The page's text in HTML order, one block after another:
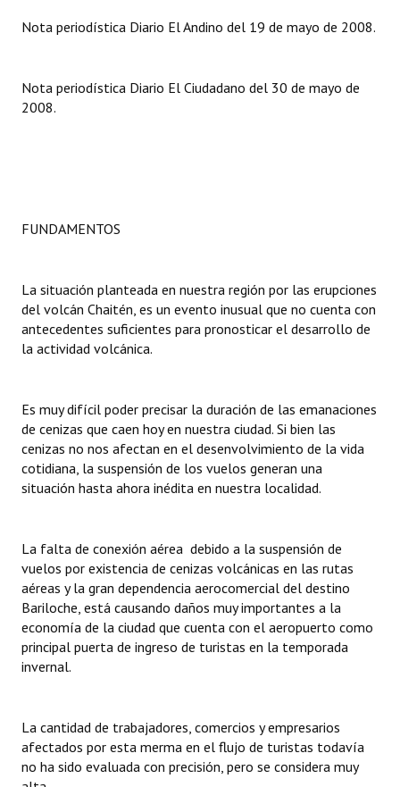
Antiguos Pobladores
Registros y Distinciones
Audiencias Públicas - Registro
Periodistas Decanos - Registro
Ciudadano Ilustre - Registro
Huéspedes de Honor - Registro
Antiguos Pobladores - Registro
Reconocimientos - Registro
Entrega de distinciones
REFORMA DE LA CARTA ORGÁNICA
Nota periodística Diario El Andino del 19 de mayo de 2008.
Nota periodística Diario El Ciudadano del 30 de mayo de
2008.
FUNDAMENTOS
La situación planteada en nuestra región por las erupciones
del volcán Chaitén, es un evento inusual que no cuenta con
antecedentes suficientes para pronosticar el desarrollo de
la actividad volcánica.
Es muy difícil poder precisar la duración de las emanaciones
de cenizas que caen hoy en nuestra ciudad. Si bien las
cenizas no nos afectan en el desenvolvimiento de la vida
cotidiana, la suspensión de los vuelos generan una
situación hasta ahora inédita en nuestra localidad.
La falta de conexión aérea debido a la suspensión de
vuelos por existencia de cenizas volcánicas en las rutas
aéreas y la gran dependencia aerocomercial del destino
Bariloche, está causando daños muy importantes a la
economía de la ciudad que cuenta con el aeropuerto como
principal puerta de ingreso de turistas en la temporada
invernal.
La cantidad de trabajadores, comercios y empresarios
afectados por esta merma en el flujo de turistas todavía
no ha sido evaluada con precisión, pero se considera muy